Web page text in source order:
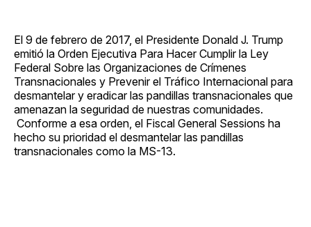
El 9 de febrero de 2017, el Presidente Donald J. Trump
emitió la Orden Ejecutiva Para Hacer Cumplir la Ley
Federal Sobre las Organizaciones de Crímenes
Transnacionales y Prevenir el Tráfico Internacional para
desmantelar y eradicar las pandillas transnacionales que
amenazan la seguridad de nuestras comunidades.
Conforme a esa orden, el Fiscal General Sessions ha
hecho su prioridad el desmantelar las pandillas
transnacionales como la MS-13.